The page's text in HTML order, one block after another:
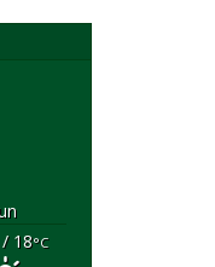
18°C